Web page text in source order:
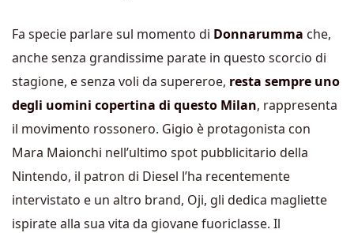
Fa specie parlare sul momento di Donnarumma che,
anche senza grandissime parate in questo scorcio di
stagione, e senza voli da supereroe, resta sempre uno
degli uomini copertina di questo Milan, rappresenta
il movimento rossonero. Gigio è protagonista con
Mara Maionchi nell’ultimo spot pubblicitario della
Nintendo, il patron di Diesel l’ha recentemente
intervistato e un altro brand, Oji, gli dedica magliette
ispirate alla sua vita da giovane fuoriclasse. Il